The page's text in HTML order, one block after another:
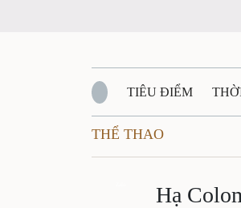
TIÊU ĐIỂM
QUỐC PHÒNG - AN
QUÊ HƯƠNG - ĐẤT
THỂ THAO
Hạ